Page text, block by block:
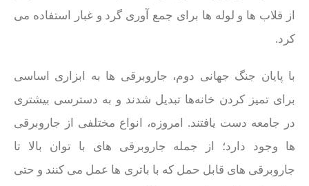
از قلاب‌ ها و لوله‌ ها برای جمع‌ آوری گرد و غبار استفاده می‌
کرد.
با پایان جنگ جهانی دوم، جاروبرقی‌ ها به ابزاری اساسی
برای تمیز کردن خانه‌ها تبدیل شدند و به دسترسی بیشتری
در جامعه دست یافتند. امروزه، انواع مختلفی از جاروبرقی‌
ها وجود دارد؛ از جمله جاروبرقی‌ های با توان بالا تا
جاروبرقی‌ های قابل حمل که با باتری‌ ها عمل می‌ کنند و حتی